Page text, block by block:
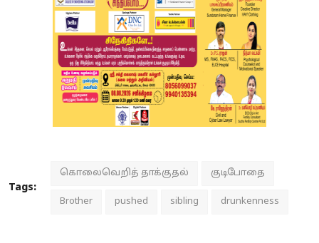
Tags:
கொலைவெறித் தாக்குதல் குடிபோதை
Brother pushed sibling drunkenness